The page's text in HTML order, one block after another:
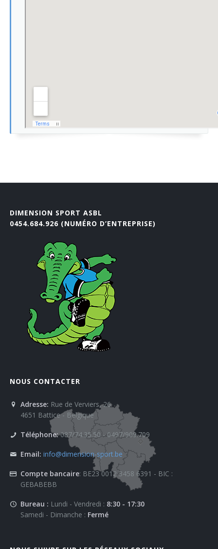
DIMENSION SPORT ASBL
0454.684.926 (NUMÉRO D’ENTREPRISE)
NOUS CONTACTER
Adresse: Rue de Verviers, 26
4651 Battice - Belgique
Téléphone:087/74.35.50 - 0497/909.709
Email: info@dimension-sport.be
Compte bancaire: BE23 0012 3458 6391 - BIC :
GEBABEBB
Bureau : Lundi - Vendredi : 8:30 - 17:30
Samedi - Dimanche : Fermé